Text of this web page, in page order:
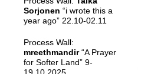
Sorjonen “i wrote this a
year ago” 22.10-02.11
Process Wall:
mreethmandir“A Prayer
for Softer Land” 9-